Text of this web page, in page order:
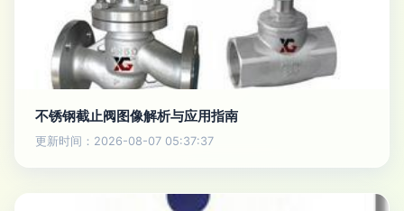
不锈钢截止阀图像解析与应用指南
更新时间：2026-08-07 05:37:37